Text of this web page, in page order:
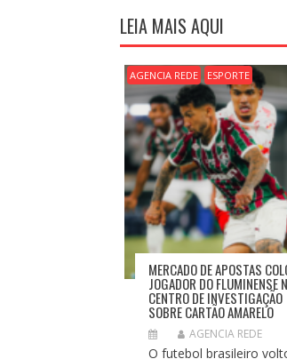
A
Ç
Ã
O
D
E
P
O
S
T
LEIA MAIS AQUI
AGENCIA REDE ESPORTE
MERCADO DE APOSTAS
JOGADOR DO FLUMINENSE
CENTRO DE INVESTIGAÇÃO
SOBRE CARTÃO AMARELO
AGENCIA REDE
O futebol brasileiro